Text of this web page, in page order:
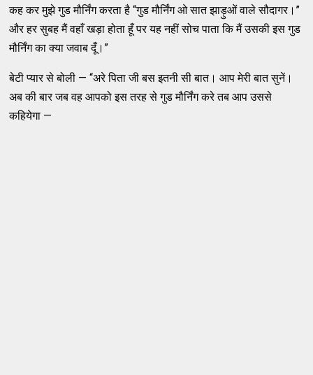
कह कर मुझे गुड मौर्निंग करता है “गुड मौर्निंग ओ सात झाड़ुओं वाले सौदागर।”
और हर सुबह मैं वहाँ खड़ा होता हूँ पर यह नहीं सोच पाता कि मैं उसकी इस गुड
मौर्निंग का क्या जवाब दूँ।”
बेटी प्यार से बोली — “अरे पिता जी बस इतनी सी बात। आप मेरी बात सुनें।
अब की बार जब वह आपको इस तरह से गुड मौर्निंग करे तब आप उससे
कहियेगा —